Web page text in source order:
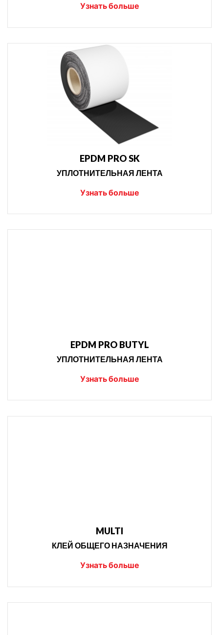
Узнать больше
EPDM PRO SK
УПЛОТНИТЕЛЬНАЯ ЛЕНТА
Узнать больше
EPDM PRO BUTYL
УПЛОТНИТЕЛЬНАЯ ЛЕНТА
Узнать больше
MULTI
КЛЕЙ ОБЩЕГО НАЗНАЧЕНИЯ
Узнать больше